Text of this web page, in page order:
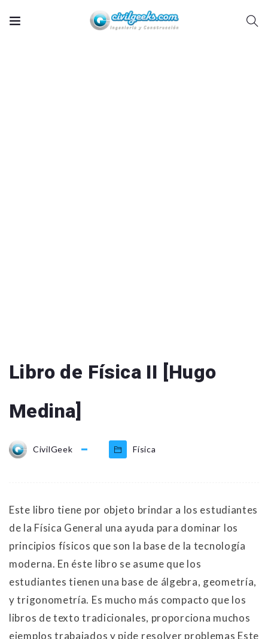
Libro de Física II [Hugo
Medina]
CivilGeek Física
Este libro tiene por objeto brindar a los estudiantes
de la Física General una ayuda para dominar los
principios físicos que son la base de la tecnología
moderna. En éste libro se asume que los
estudiantes tienen una base de álgebra, geometría,
y trigonometría. Es mucho más compacto que los
libros de texto tradicionales, proporciona muchos
ejemplos trabajados y pide resolver problemas Este